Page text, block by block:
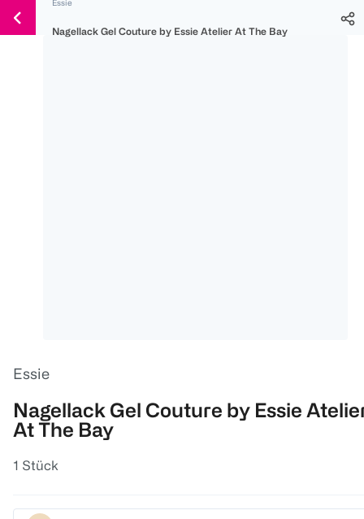
150 Ös
300 Ös
500 Ös
Weiter
zum
Essie
Nagellack Gel Couture by Essie Atelier At The Bay
Essie
Nagellack Gel Couture by Essie
At The Bay
1 Stück